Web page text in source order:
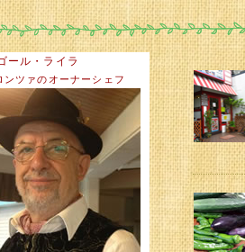
ル・ライラ
ンツァのオーナーシェフ